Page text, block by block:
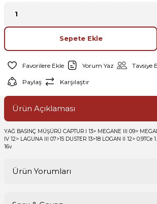
Sepete Ekle
Yorum Yaz Tavsiye
Paylaş Karşılaştır
Ürün Açıklaması
YAĞ BASINÇ MÜŞÜRÜ CAPTUR I 13> MEGANE III 09>
IV 12> LAGUNA III 07>15 DUSTER 13>18 LOGAN II 12> 0.9TCe
16v
Ürün Yorumları